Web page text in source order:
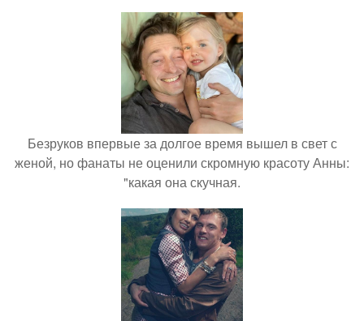
Безруков впервые за долгое время вышел в свет с
женой, но фанаты не оценили скромную красоту Анны:
"какая она скучная.